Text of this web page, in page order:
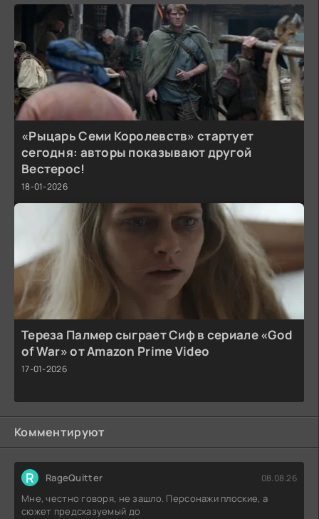
«Рыцарь Семи Королевств» стартует
сегодня: авторы показывают другой
Вестерос!
18-01-2026
Тереза Палмер сыграет Сиф в сериале «God
of War» от Amazon Prime Video
17-01-2026
Комментируют
R RageQuitter 08.08.26
Мне, честно говоря, не зашло. Персонажи плоские, а
сюжет предсказуемый до